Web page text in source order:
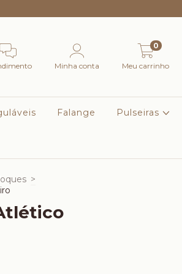
Minha conta Meu carrinho
0
Falange Pulseiras
>